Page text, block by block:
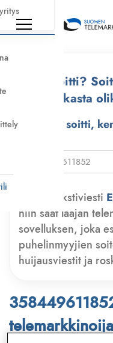
Kuka soitti?
tarkasta
Kuka soitti,
Lähetä tekstiviesti
niin saat laajan
sovelluksen, joka
puhelinmyyjien
huijausviestit ja